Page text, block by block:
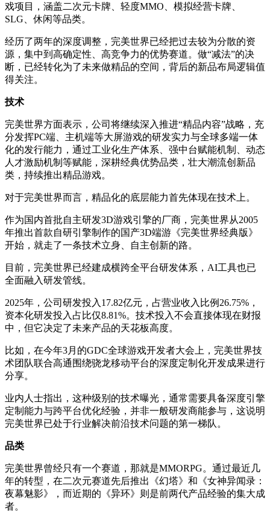
戏项目，涵盖二次元卡牌、轻度MMO、模拟经营卡牌、
SLG、休闲等品类。
经历了两年的深度调整，完美世界已经把过去较为分散的资
源，集中到高确定性、高竞争力的优势赛道。做“减法”的决
断，已经转化为了未来做精品的空间，背后的新品布局逻辑值
得关注。
技术
完美世界方面表示，公司将继续深入推进“精品内容”战略，充
分发挥PC端、主机端等大屏游戏的研发实力与全球多端一体
化的发行能力，通过工业化生产体系、强中台赋能机制、动态
人才激励机制等赋能，深耕经典优势品类，壮大潮流创新品
类，持续推出精品游戏。
对于完美世界而言，精品化的底层能力首先体现在技术上。
作为国内首批自主研发3D游戏引擎的厂商，完美世界从2005
年推出首款自研引擎制作的国产3D端游《完美世界经典版》
开始，就走了一条技术立身、自主创新的路。
目前，完美世界已经建成横跨全平台研发体系，AI工具也已
全面融入研发管线。
2025年，公司研发投入17.82亿元，占营业收入比例26.75%，
资本化研发投入占比仅8.81%。技术投入不会直接体现在财报
中，但它决定了未来产品的天花板高度。
比如，在今年3月的GDC全球游戏开发者大会上，完美世界技
术团队联合高通围绕骁龙移动平台的深度定制化开发成果进行
分享。
业内人士指出，这种级别的技术曝光，通常需要具备深度引擎
定制能力与跨平台优化经验，并非一般研发商能参与，这说明
完美世界已处于行业解决前沿技术问题的第一梯队。
品类
完美世界曾经只有一个赛道，那就是MMORPG。通过最近几
年的转型，在二次元赛道先后推出《幻塔》和《女神异闻录：
夜幕魅影》，而近期的《异环》则是前两代产品经验的集大成
者。